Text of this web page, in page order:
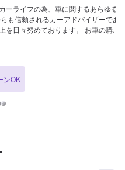
ーライフの為、車に関するあらゆる
も信頼されるカーアドバイザーであ
努めております。 お車の購入
ださい！
ンOK